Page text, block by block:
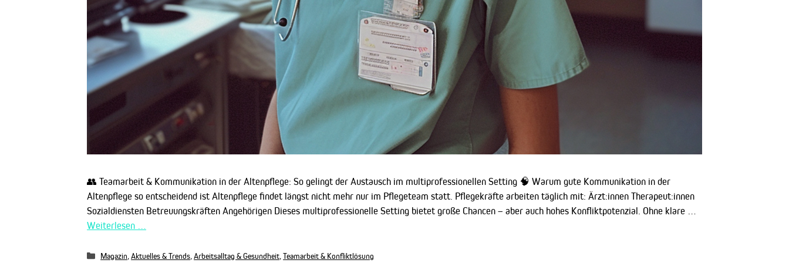
👥 Teamarbeit & Kommunikation in der Altenpflege: So gelingt der Austausch im multiprofessionellen Setting 🧠 Warum gute Kommunikation in der
Altenpflege so entscheidend ist Altenpflege findet längst nicht mehr nur im Pflegeteam statt. Pflegekräfte arbeiten täglich mit: Ärzt:innen Therapeut:innen
Sozialdiensten Betreuungskräften Angehörigen Dieses multiprofessionelle Setting bietet große Chancen – aber auch hohes Konfliktpotenzial. Ohne klare …
Weiterlesen …
Kategorien
Magazin,Aktuelles & Trends,Arbeitsalltag & Gesundheit,Teamarbeit & Konfliktlösung